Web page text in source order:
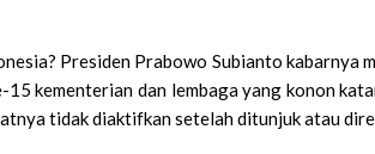
Presiden Prabowo Subianto kabarnya
15 kementerian dan lembaga yang konon
tidak diaktifkan setelah ditunjuk atau